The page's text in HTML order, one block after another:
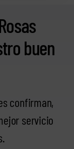
buen
confirman,
servicio